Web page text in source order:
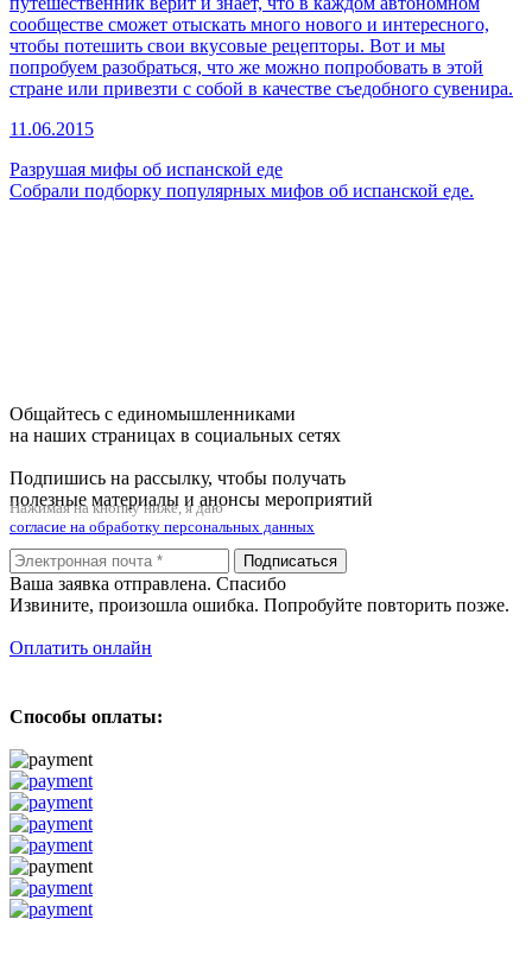
сообществе сможет отыскать много нового и интересного,
чтобы потешить свои вкусовые рецепторы. Вот и мы
попробуем разобраться, что же можно попробовать в этой
стране или привезти с собой в качестве съедобного сувенира.
11.06.2015
Разрушая мифы об испанской еде
Собрали подборку популярных мифов об испанской еде.
Общайтесь с единомышленниками
на наших страницах в социальных сетях
Подпишись на рассылку, чтобы получать
полезные материалы и анонсы мероприятий
Нажимая на кнопку ниже, я даю
согласие на обработку персональных данных
Подписаться
Ваша заявка отправлена. Спасибо
Извините, произошла ошибка. Попробуйте повторить позже.
Оплатить онлайн
Способы оплаты: